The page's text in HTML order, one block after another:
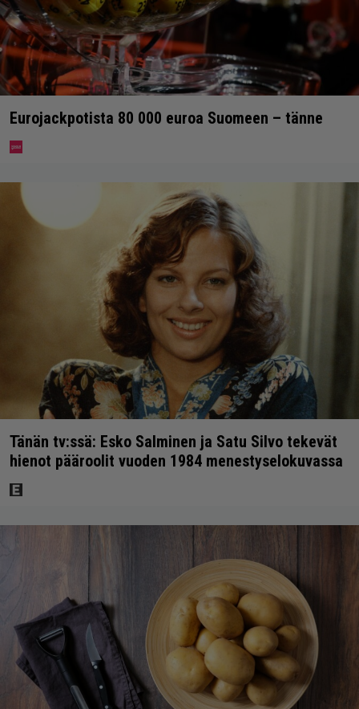
Eurojackpotista 80 000 euroa Suomeen – tänne
Tänän tv:ssä: Esko Salminen ja Satu Silvo tekevät
hienot pääroolit vuoden 1984 menestyselokuvassa